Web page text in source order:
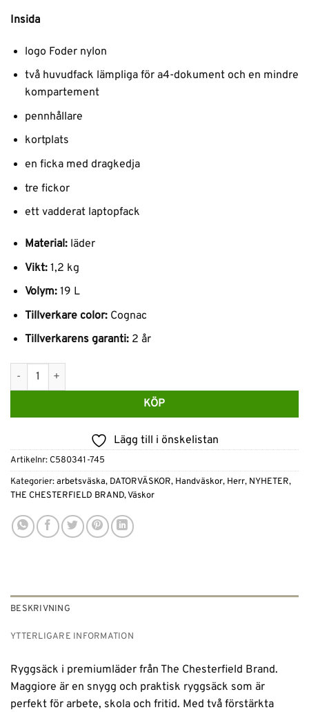
Insida
logo Foder nylon
två huvudfack lämpliga för a4-dokument och en mindre
kompartement
pennhållare
kortplats
en ficka med dragkedja
tre fickor
ett vadderat laptopfack
Material:läder
Vikt:1,2 kg
Volym:19 L
Tillverkare color:Cognac
Tillverkarens garanti:2 år
THE CHESTERFIELD BRAND Läderryggsäck 15" konjak Maggiore
KÖP
Lägg till i önskelistan
Artikelnr: C580341-745
Kategorier:arbetsväska, DATORVÄSKOR, Handväskor, Herr, NYHETER,
THE CHESTERFIELD BRAND,Väskor
BESKRIVNING
YTTERLIGARE INFORMATION
Ryggsäck i premiumläder från The Chesterfield Brand.
Maggiore är en snygg och praktisk ryggsäck som är
perfekt för arbete, skola och fritid. Med två förstärkta